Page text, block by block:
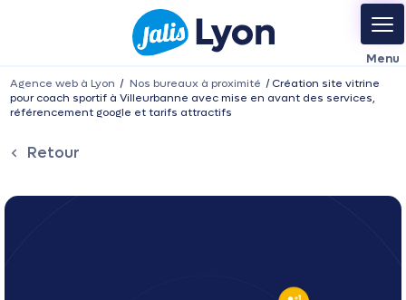
Agence web à Lyon Nos bureaux à proximité
Création site vitrine
pour coach sportif à Villeurbanne avec mise en avant des services,
référencement google et tarifs attractifs
Retour